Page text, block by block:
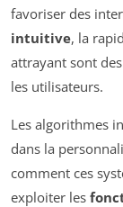
favoriser des
intuitive, la
attrayant sont
les utilisateurs.
Les algorithmes
dans la
comment ces
exploiter les